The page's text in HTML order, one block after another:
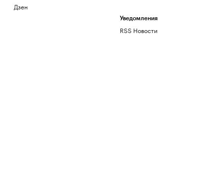
Дзен
Уведомления
RSS Новости